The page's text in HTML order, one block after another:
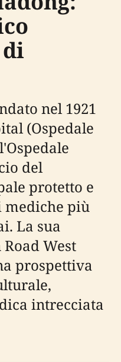
nel 1921
(Ospedale
del
protetto e
più
La sua
Road West
prospettiva
intrecciata